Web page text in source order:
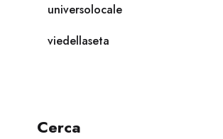
universolocale
viedellaseta
Cerca